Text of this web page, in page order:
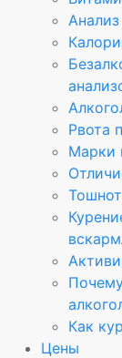
Рвота
Марки
Как
Цены